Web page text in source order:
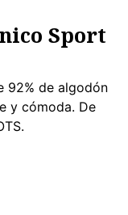
Sport
92% de algodón
y cómoda. De